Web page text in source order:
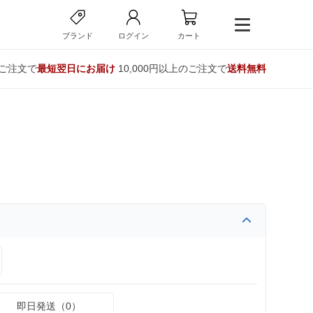
ブランド ログイン カート
注文で最短翌日にお届け10,000円以上のご注文で送料無料
即日発送（0）